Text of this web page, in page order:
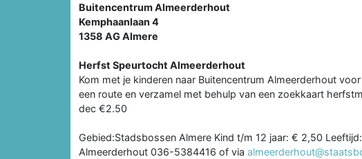
Buitencentrum Almeerderhout
Kemphaanlaan 4
1358 AG Almere
Herfst Speurtocht Almeerderhout
Kom met je kinderen naar Buitencentrum Almeerderhout
een route en verzamel met behulp van een zoekkaart
dec €2.50
Gebied:Stadsbossen Almere Kind t/m 12 jaar: € 2,50
Almeerderhout 036-5384416 of via